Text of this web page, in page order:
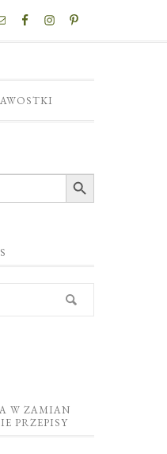
Search Button
W ZAMIAN
PRZEPISY